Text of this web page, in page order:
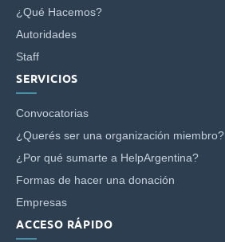
¿Qué Hacemos?
Autoridades
Staff
SERVICIOS
Convocatorias
¿Querés ser una organización miembro?
¿Por qué sumarte a HelpArgentina?
Formas de hacer una donación
Empresas
ACCESO RÁPIDO